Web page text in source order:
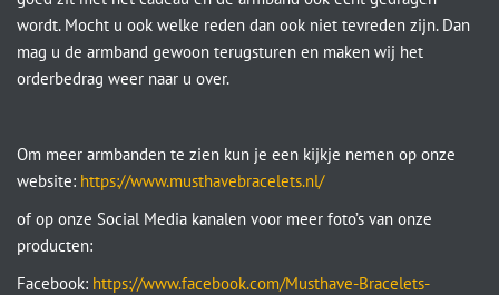
wordt. Mocht u ook welke reden dan ook niet tevreden zijn. Dan
mag u de armband gewoon terugsturen en maken wij het
orderbedrag weer naar u over.
Om meer armbanden te zien kun je een kijkje nemen op onze
website: https://www.musthavebracelets.nl/
of op onze Social Media kanalen voor meer foto’s van onze
producten:
Facebook: https://www.facebook.com/Musthave-Bracelets-